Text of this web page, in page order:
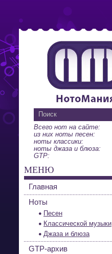
Всего нот на сайте:
из них ноты песен:
ноты классики:
ноты джаза и блюза:
GTP:
МЕНЮ
Главная
Ноты
Песен
Классической музыки
Джаза и блюза
GTP-архив